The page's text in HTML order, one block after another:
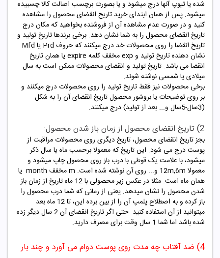
شده یا تیوپ آنها درج میشود و یا بصورت برچسب اصالت کالا چسبیده
میشود. پس از همان ابتدای خرید تاریخ انقضای محصول را مشاهده
کنید و در صورت عدم مشاهده آن از فروشنده بخواهید که مکان درج
تاریخ انقضای محصول را به شما نشان دهد. برخی برندها تاریخ تولید و
تاریخ انقضا را روی محصولات خد درج میکنند که حروف Prd یا Mfd
نشان دهنده تاریخ تولید و exp مخفف کلمه expire یا همان تاریخ
انقضا می باشد. تاریخ تولید و انقضای محصولات ممکن است به سال
میلادی یا شمسی نوشته شوند.
برخی محصولات نیز فقط تاریخ تولید را روی محصولات درج میکنند و
بر روی توضیحات یا بروشور محصول تاریخ انقضای آن را به شکل
(3سال-5سال و... بعد از تولید) درج میکنند.
2) تاریخ انقضای محصول از زمان باز شدن محصول:
بجز تاریخ انقضای محصول، تاریخ دیگری روی محصولات مراقبت از
پوست درج می شود. این تاریخ که معمولا برحسب ماه یا سال ذکر
میشود، با علامت یک قوطی با درب باز روی محصول چاپ میشود و
معمولا 12m,6m و... روی آن نوشته شده است. m مخفف month یا
همان ماه است. مثلا در عکس زیر محصولی با 12 ماه تاریخ از زمان باز
شدن محصول را نشان میدهد. یعنی از زمانی که شما درب محصول را
باز کرده و به اصطلاح پلمپ آن را از بین برده این، تا 12 ماه بعد
میتوانید از آن استفاده کنید. حتی اگر تاریخ انقضای آن 2 سال دیگر زده
شده باشد اما شما 1 سال وقت برای مصرف دارید.
4) ضد آفتاب چه مدت روی پوست دوام می آورد و چند بار